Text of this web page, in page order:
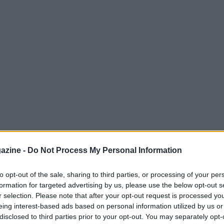
- Do Not Process My Personal Information
opt-out of the sale, sharing to third parties, or processing of your
for targeted advertising by us, please use the below opt-out
selection. Please note that after your opt-out request is processed
interest-based ads based on personal information utilized by us
to third parties prior to your opt-out. You may separately
continua a riservare emozioni e colpi di
si affronteranno due squadre pronte a